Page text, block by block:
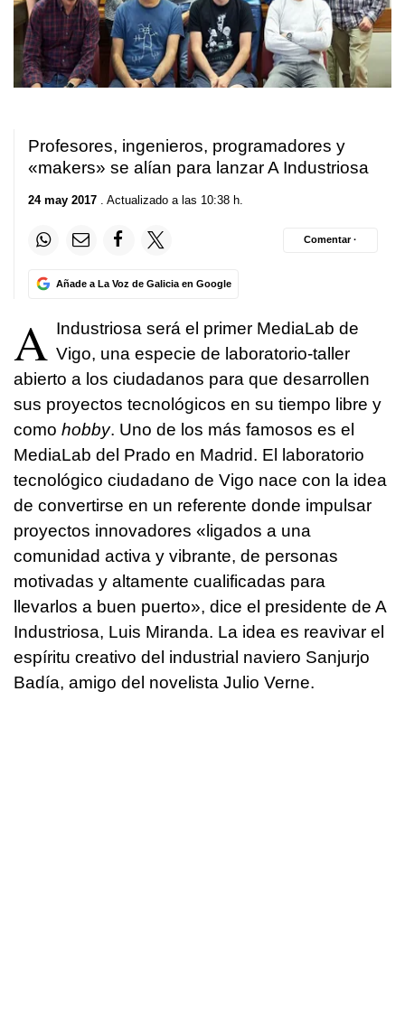
Profesores, ingenieros, programadores y
«makers» se alían para lanzar A Industriosa
24 may 2017 . Actualizado a las 10:38 h.
Añade a La Voz de Galicia en Google
Comentar ·
A Industriosa será el primer MediaLab de
Vigo, una especie de laboratorio-taller
abierto a los ciudadanos para que desarrollen
sus proyectos tecnológicos en su tiempo libre y
como hobby. Uno de los más famosos es el
MediaLab del Prado en Madrid. El laboratorio
tecnológico ciudadano de Vigo nace con la idea
de convertirse en un referente donde impulsar
proyectos innovadores «ligados a una
comunidad activa y vibrante, de personas
motivadas y altamente cualificadas para
llevarlos a buen puerto», dice el presidente de A
Industriosa, Luis Miranda. La idea es reavivar el
espíritu creativo del industrial naviero Sanjurjo
Badía, amigo del novelista Julio Verne.